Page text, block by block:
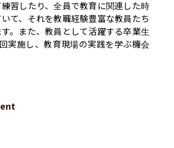
習したり、全員で教育に関連した時
て、それを教職経験豊富な教員たち
。また、教員として活躍する卒業生
実施し、教育現場の実践を学ぶ機会